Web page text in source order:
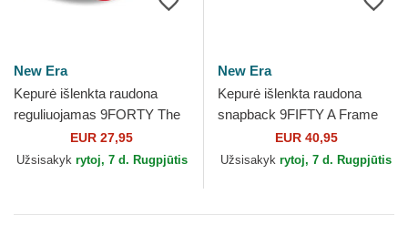
New Era
Kepurė išlenkta raudona
reguliuojamas 9FORTY The
League Houston Rockets
NBA New Era
EUR 27,95
Užsisakyk rytoj, 7 d. Rugpjūtis
New Era
Kepurė išlenkta raudona
snapback 9FIFTY A Frame
Precurved Hardwood
Classics Houston Rockets
EUR 40,95
Užsisakyk rytoj, 7 d. Rugpjūtis